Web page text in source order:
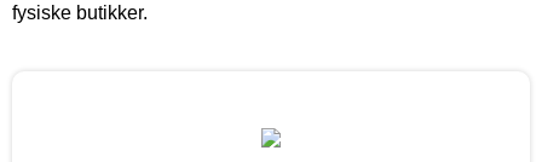
fysiske butikker.